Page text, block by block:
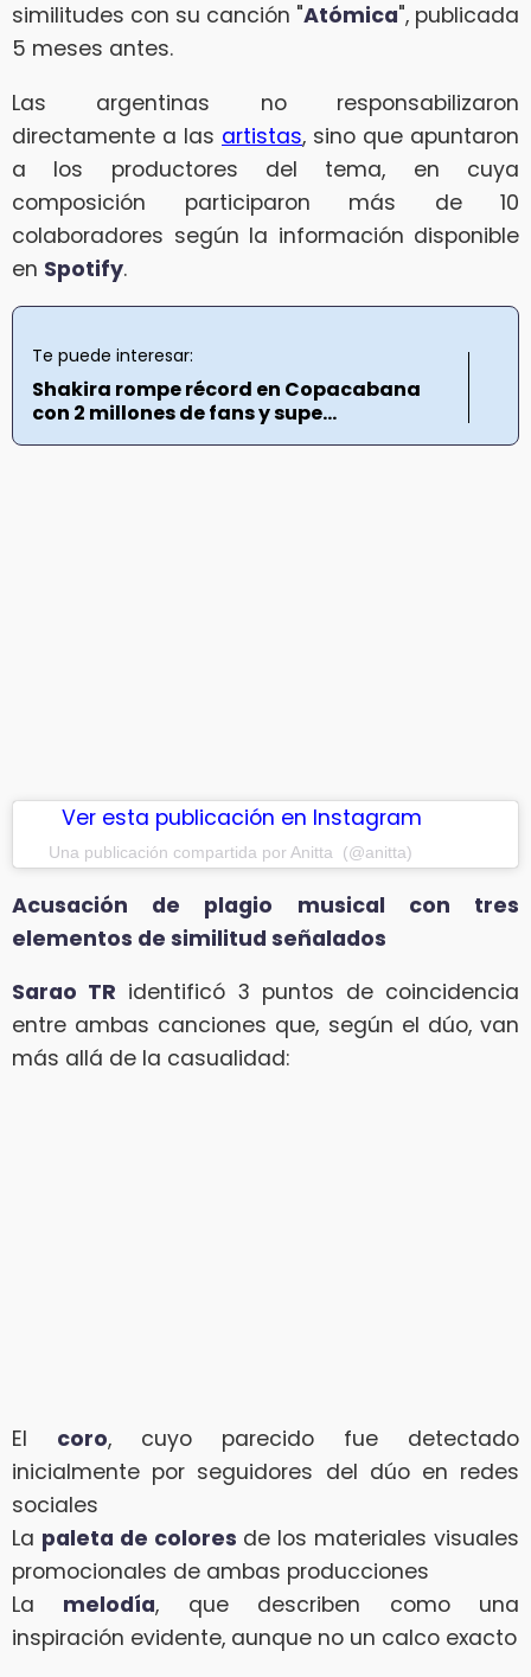
similitudes con su canción "Atómica", publicada
5 meses antes.
Las argentinas no responsabilizaron
directamente a las artistas, sino que apuntaron
a los productores del tema, en cuya
composición participaron más de 10
colaboradores según la información disponible
en Spotify.
Te puede interesar:
Shakira rompe récord en Copacabana
con 2 millones de fans y supe...
Ver esta publicación en Instagram
Una publicación compartida por Anitta (@anitta)
Acusación de plagio musical con tres
elementos de similitud señalados
Sarao TR identificó 3 puntos de coincidencia
entre ambas canciones que, según el dúo, van
más allá de la casualidad:
El coro, cuyo parecido fue detectado
inicialmente por seguidores del dúo en redes
sociales
La paleta de colores de los materiales visuales
promocionales de ambas producciones
La melodía, que describen como una
inspiración evidente, aunque no un calco exacto